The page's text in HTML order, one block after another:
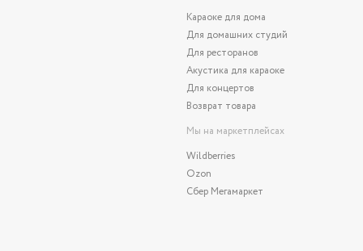
Караоке для дома
Для домашних студий
Для ресторанов
Акустика для караоке
Для концертов
Возврат товара
Мы на маркетплейсах
Wildberries
Ozon
Сбер Мегамаркет